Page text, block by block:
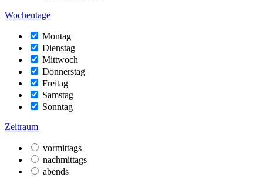
Wochentage
Montag
Dienstag
Mittwoch
Donnerstag
Freitag
Samstag
Sonntag
Zeitraum
vormittags
nachmittags
abends